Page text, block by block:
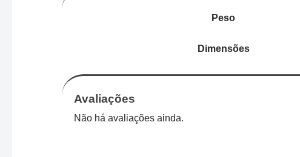
Peso
Dimensões
Avaliações
Não há avaliações ainda.